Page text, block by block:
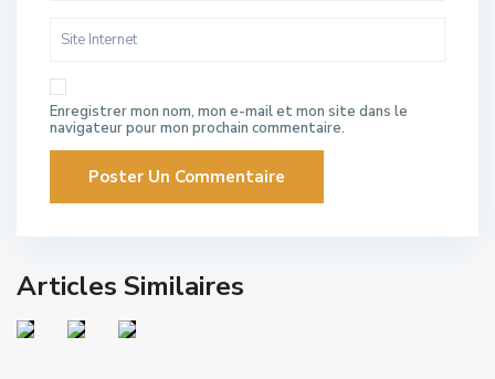
Enregistrer mon nom, mon e-mail et mon site dans le
navigateur pour mon prochain commentaire.
Articles Similaires